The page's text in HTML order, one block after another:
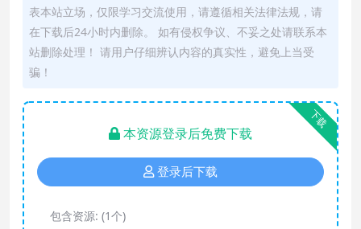
表本站立场，仅限学习交流使用，请遵循相关法律法规，请
在下载后24小时内删除。 如有侵权争议、不妥之处请联系本
站删除处理！ 请用户仔细辨认内容的真实性，避免上当受
骗！
下载
本资源登录后免费下载
登录后下载
包含资源: (1个)